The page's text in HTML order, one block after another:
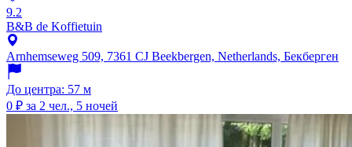
9.2
B&B de Koffietuin
Arnhemseweg 509, 7361 CJ Beekbergen, Netherlands, Бекберген
До центра: 57 м
0 ₽ за 2 чел., 5 ночей